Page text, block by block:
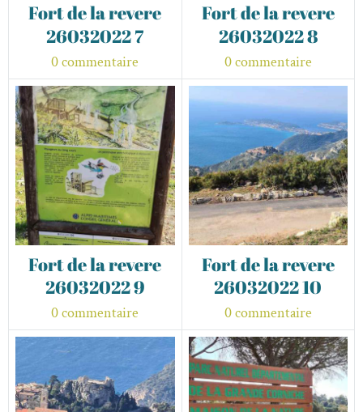
Fort de la revere
26032022 7
0 commentaire
Fort de la revere
26032022 8
0 commentaire
Fort de la revere
26032022 9
0 commentaire
Fort de la revere
26032022 10
0 commentaire